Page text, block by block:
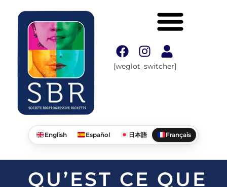
[weglot_switcher]
English Español 日本語 Français
QU’EST CE QUE